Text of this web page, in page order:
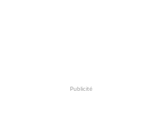
Publicité